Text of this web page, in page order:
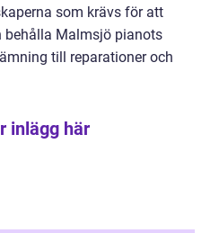
som krävs för att
behålla Malmsjö pianots
till reparationer och
inlägg här